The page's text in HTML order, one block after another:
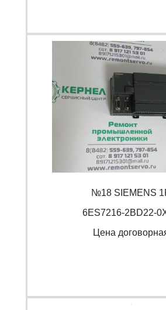
№18 SIEMENS
6ES7216-2BD22-
Цена